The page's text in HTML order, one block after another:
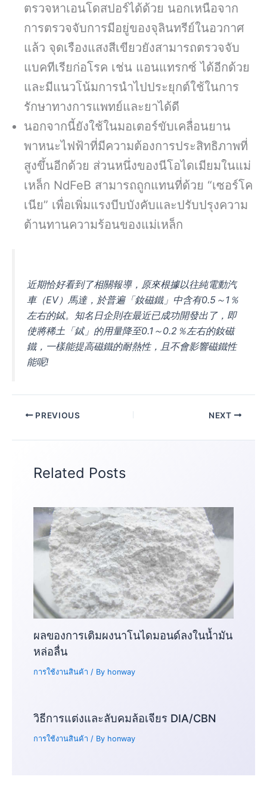
ตรวจหาเอนโดสปอร์ได้ด้วย นอกเหนือจาก
การตรวจจับการมีอยู่ของจุลินทรีย์ในอวกาศ
แล้ว จุดเรืองแสงสีเขียวยังสามารถตรวจจับ
แบคทีเรียก่อโรค เช่น แอนแทรกซ์ ได้อีกด้วย
และมีแนวโน้มการนำไปประยุกต์ใช้ในการ
รักษาทางการแพทย์และยาได้ดี
นอกจากนี้ยังใช้ในมอเตอร์ขับเคลื่อนยาน
พาหนะไฟฟ้าที่มีความต้องการประสิทธิภาพที่
สูงขึ้นอีกด้วย ส่วนหนึ่งของนีโอไดเมียมในแม่
เหล็ก NdFeB สามารถถูกแทนที่ด้วย “เซอร์โค
เนีย” เพื่อเพิ่มแรงบีบบังคับและปรับปรุงความ
ต้านทานความร้อนของแม่เหล็ก
近期恰好看到了相關報導，原來根據以往純電動汽
車（EV）馬達，於普遍「釹磁鐵」中含有0.5～1％
左右的鋱。知名日企則在最近已成功開發出了，即
使將稀土「鋱」的用量降至0.1～0.2％左右的釹磁
鐵，一樣能提高磁鐵的耐熱性，且不會影響磁鐵性
能呢!
PREVIOUS NEXT
Related Posts
ผลของการเติมผงนาโนไดมอนด์ลงในน้ำมัน
หล่อลื่น
การใช้งานสินค้า / By honway
วิธีการแต่งและลับคมล้อเจียร DIA/CBN
การใช้งานสินค้า / By honway